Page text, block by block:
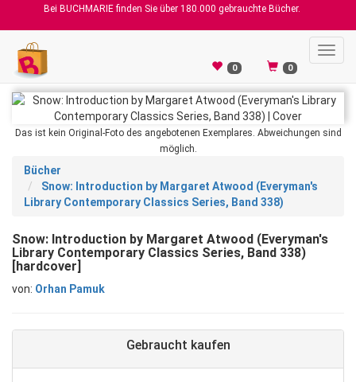
Bei BUCHMARIE finden Sie über 180.000 gebrauchte Bücher.
0 0
Das ist kein Original-Foto des angebotenen Exemplares. Abweichungen sind
möglich.
Bücher
Snow: Introduction by Margaret Atwood (Everyman's
Library Contemporary Classics Series, Band 338)
Snow: Introduction by Margaret Atwood (Everyman's
Library Contemporary Classics Series, Band 338)
[hardcover]
von: Orhan Pamuk
Gebraucht kaufen